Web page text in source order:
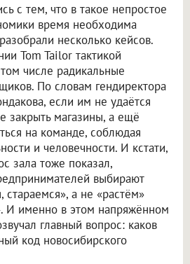
с тем, что в такое непростое
время необходима
несколько кейсов.
Tom Tailor тактикой
числе радикальные
По словам гендиректора
если им не удаётся
закрыть магазины, а ещё
на команде, соблюдая
и человечности. И кстати,
зала тоже показал,
выбирают
а не «растём»
И именно в этом напряжённом
главный вопрос: каков
код новосибирского